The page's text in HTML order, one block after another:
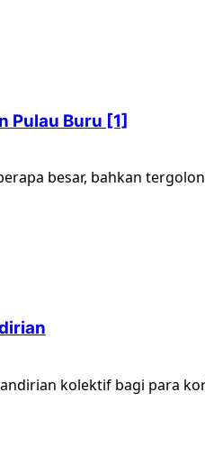
Pulau Buru [1]
besar, bahkan
kolektif bagi para